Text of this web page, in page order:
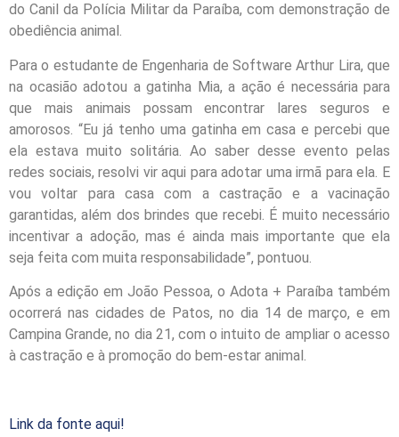
do Canil da Polícia Militar da Paraíba, com demonstração de
obediência animal.
Para o estudante de Engenharia de Software Arthur Lira, que
na ocasião adotou a gatinha Mia, a ação é necessária para
que mais animais possam encontrar lares seguros e
amorosos. “Eu já tenho uma gatinha em casa e percebi que
ela estava muito solitária. Ao saber desse evento pelas
redes sociais, resolvi vir aqui para adotar uma irmã para ela. E
vou voltar para casa com a castração e a vacinação
garantidas, além dos brindes que recebi. É muito necessário
incentivar a adoção, mas é ainda mais importante que ela
seja feita com muita responsabilidade”, pontuou.
Após a edição em João Pessoa, o Adota + Paraíba também
ocorrerá nas cidades de Patos, no dia 14 de março, e em
Campina Grande, no dia 21, com o intuito de ampliar o acesso
à castração e à promoção do bem-estar animal.
Link da fonte aqui!